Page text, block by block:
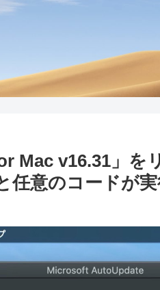
Mac v16.31」を
任意のコードが